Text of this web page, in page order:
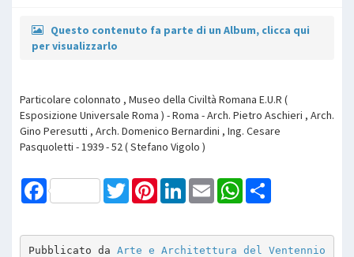
Questo contenuto fa parte di un Album, clicca qui
per visualizzarlo
Particolare colonnato , Museo della Civiltà Romana E.U.R (
Esposizione Universale Roma ) - Roma - Arch. Pietro Aschieri , Arch.
Gino Peresutti , Arch. Domenico Bernardini , Ing. Cesare
Pasquoletti - 1939 - 52 ( Stefano Vigolo )
Facebook TwitterPinterestLinkedInEmail WhatsApp
Pubblicato da Arte e Architettura del Ventennio